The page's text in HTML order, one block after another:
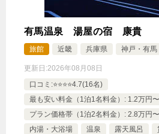
有馬温泉 湯屋の宿 康貴
旅館 近畿 兵庫県 神戸・有馬
更新日:2026年08月08日
口コミ:⭐️⭐️⭐️⭐️4.7(16名)
最も安い料金（1泊1名料金）: 1.2万円〜
プラン価格帯（1泊2名料金）: 2.8万円
内湯・大浴場
温泉 露天風呂